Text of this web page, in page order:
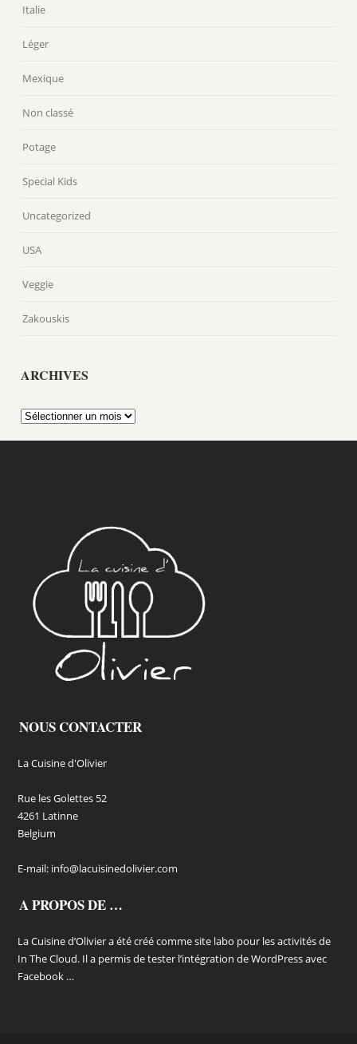
Italie
Léger
Mexique
Non classé
Potage
Special Kids
Uncategorized
USA
Veggie
Zakouskis
ARCHIVES
Archives
NOUS CONTACTER
La Cuisine d'Olivier
Rue les Golettes 52
4261 Latinne
Belgium
E-mail: info@lacuisinedolivier.com
A PROPOS DE …
La Cuisine d’Olivier a été créé comme site labo pour les activités de
In The Cloud. Il a permis de tester l’intégration de WordPress avec
Facebook …